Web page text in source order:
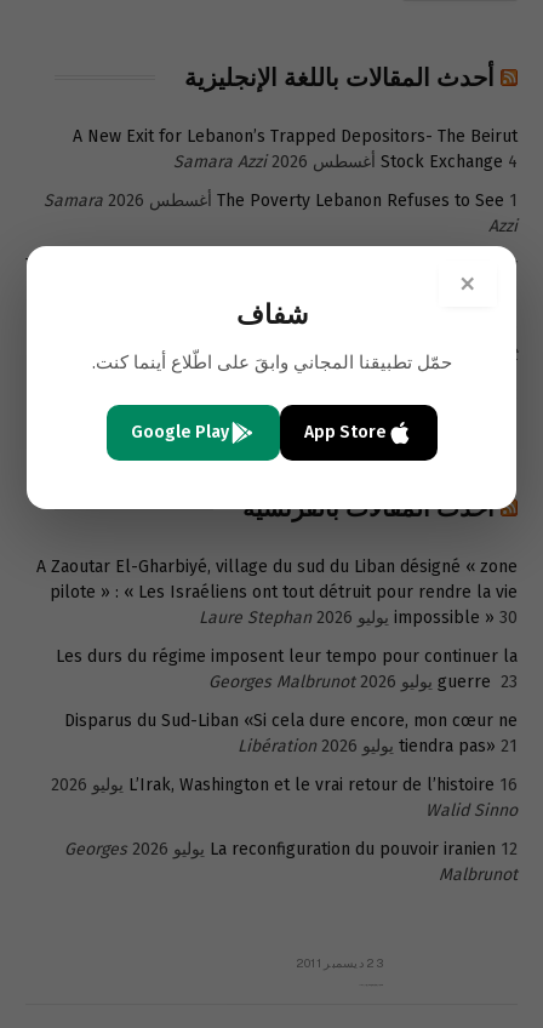
أحدث المقالات باللغة الإنجليزية
A New Exit for Lebanon’s Trapped Depositors- The Beirut
Stock Exchange 4 أغسطس 2026
Samara Azzi
The Poverty Lebanon Refuses to See 1 أغسطس 2026
Samara
Azzi
Türkiye seeks post-UNIFIL role as Lebanon builds new security
framework
Kuwait and the Future of U.S. Power Projection
Dent
Neutralization
Shaffaf Exclusive
أحدث المقالات بالفرنسية
A Zaoutar El-Gharbiyé, village du sud du Liban désigné « zone
pilote » : « Les Israéliens ont tout détruit pour rendre la vie
impossible » 30 يوليو 2026
Laure Stephan
Les durs du régime imposent leur tempo pour continuer la
guerre 23 يوليو 2026
Georges Malbrunot
Disparus du Sud-Liban «Si cela dure encore, mon cœur ne
tiendra pas» 21 يوليو 2026
Libération
L’Irak, Washington et le vrai retour de l’histoire 16 يوليو 2026
Walid Sinno
La reconfiguration du pouvoir iranien 12 يوليو 2026
Georges
Malbrunot
23 ديسمبر 2011
×
شفاف
حمّل تطبيقنا المجاني وابقَ على اطّلاع أينما كنت.
App Store
Google Play